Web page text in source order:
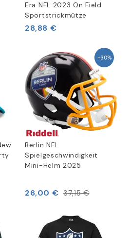
Era NFL 2023 On Field
Sportstrickmütze
28,88 €
-30%
Berlin NFL
Spielgeschwindigkeit
Mini-Helm 2025
26,00 € 37,15 €